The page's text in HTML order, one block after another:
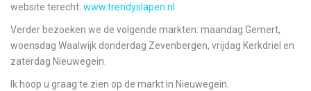
website terecht: www.trendyslapen.nl
Verder bezoeken we de volgende markten: maandag Gemert,
woensdag Waalwijk donderdag Zevenbergen, vrijdag Kerkdriel en
zaterdag Nieuwegein.
Ik hoop u graag te zien op de markt in Nieuwegein.